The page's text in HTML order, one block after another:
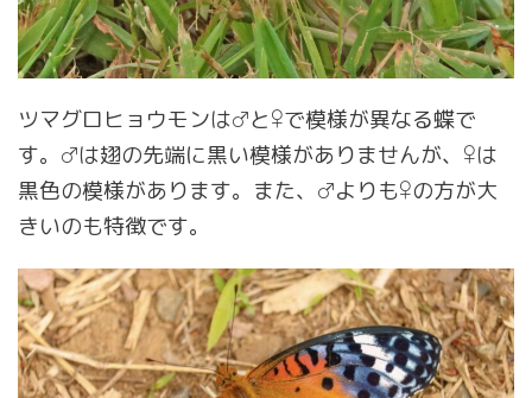
ツマグロヒョウモンは♂と♀で模様が異なる蝶で
す。♂は翅の先端に黒い模様がありませんが、♀は
黒色の模様があります。また、♂よりも♀の方が大
きいのも特徴です。